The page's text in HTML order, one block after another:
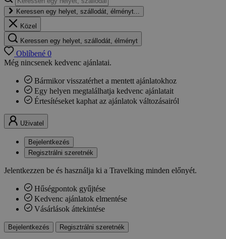
Keressen egy helyet, szállodát, élményt...
Közel
Keressen egy helyet, szállodát, élményt
Oblíbené 0
Még nincsenek kedvenc ajánlatai.
Bármikor visszatérhet a mentett ajánlatokhoz
Egy helyen megtalálhatja kedvenc ajánlatait
Értesítéseket kaphat az ajánlatok változásairól
Uživatel
Bejelentkezés
Regisztrálni szeretnék
Jelentkezzen be és használja ki a Travelking minden előnyét.
Hűségpontok gyűjtése
Kedvenc ajánlatok elmentése
Vásárlások áttekintése
Bejelentkezés Regisztrálni szeretnék